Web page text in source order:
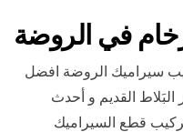
في الروضة
سيراميك الروضة افضل
البَلاط القديم و أحدث
تركيب قطع السيراميك